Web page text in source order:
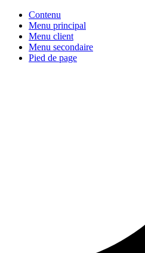
Contenu
Menu principal
Menu client
Menu secondaire
Pied de page